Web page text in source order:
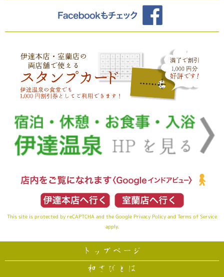
This site is protected by reCAPTCHA and the Google Privacy Policy and Terms of Service
apply.
トップページ
和さびとは